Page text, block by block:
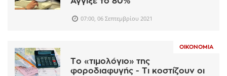
07:00, 06 Σεπτεμβρίου 2021
ΟΙΚΟΝΟΜΊΑ
Το «τιμολόγιο» της
φοροδιαφυγής - Τι κοστίζουν οι